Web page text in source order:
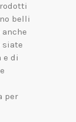
belli
siate
e di
per